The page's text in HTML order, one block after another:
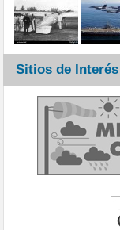
Sitios de Interés